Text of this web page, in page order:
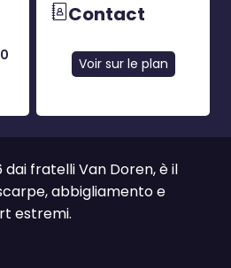
Contact
Voir sur le plan
dai fratelli Van Doren, è il
abbigliamento e
estremi.